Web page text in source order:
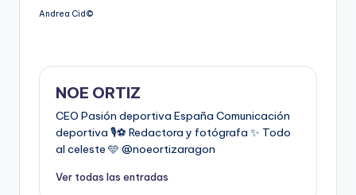
Andrea Cid©️
NOE ORTIZ
CEO Pasión deportiva España Comunicación
deportiva 🎙️⚽️ Redactora y fotógrafa ✨ Todo
al celeste 🩵 @noeortizaragon
Ver todas las entradas